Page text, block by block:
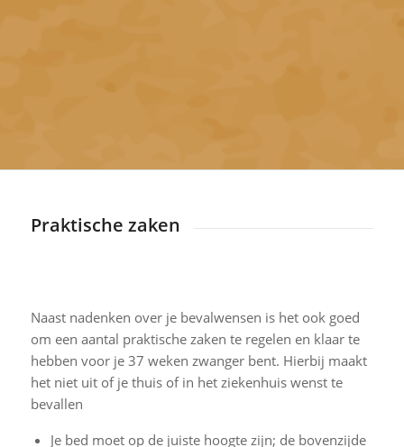
Praktische zaken
Naast nadenken over je bevalwensen is het ook goed
om een aantal praktische zaken te regelen en klaar te
hebben voor je 37 weken zwanger bent. Hierbij maakt
het niet uit of je thuis of in het ziekenhuis wenst te
bevallen
Je bed moet op de juiste hoogte zijn; de bovenzijde